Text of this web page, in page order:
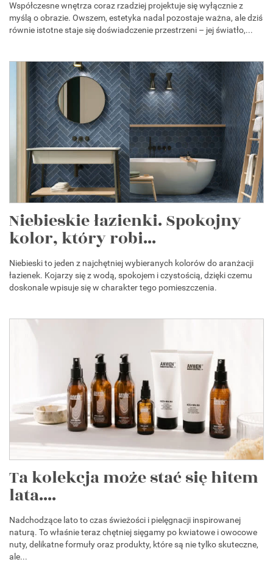
Współczesne wnętrza coraz rzadziej projektuje się wyłącznie z
myślą o obrazie. Owszem, estetyka nadal pozostaje ważna, ale dziś
równie istotne staje się doświadczenie przestrzeni – jej światło,...
Niebieskie łazienki. Spokojny
kolor, który robi...
Niebieski to jeden z najchętniej wybieranych kolorów do aranżacji
łazienek. Kojarzy się z wodą, spokojem i czystością, dzięki czemu
doskonale wpisuje się w charakter tego pomieszczenia.
Ta kolekcja może stać się hitem
lata....
Nadchodzące lato to czas świeżości i pielęgnacji inspirowanej
naturą. To właśnie teraz chętniej sięgamy po kwiatowe i owocowe
nuty, delikatne formuły oraz produkty, które są nie tylko skuteczne,
ale...